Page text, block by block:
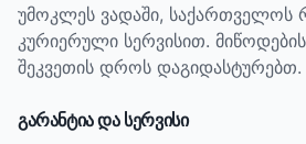
უმოკლეს ვადაში, საქართველოს
კურიერული სერვისით.
შეკვეთის დროს დაგიდასტურებთ.
გარანტია და სერვისი